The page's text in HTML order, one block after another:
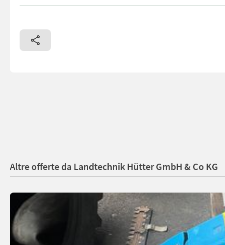
Rapid Monta 161 - Baujahr 2023 - Betriebsstunden: 83 - 4-
Altre offerte da Landtechnik Hütter GmbH & Co KG